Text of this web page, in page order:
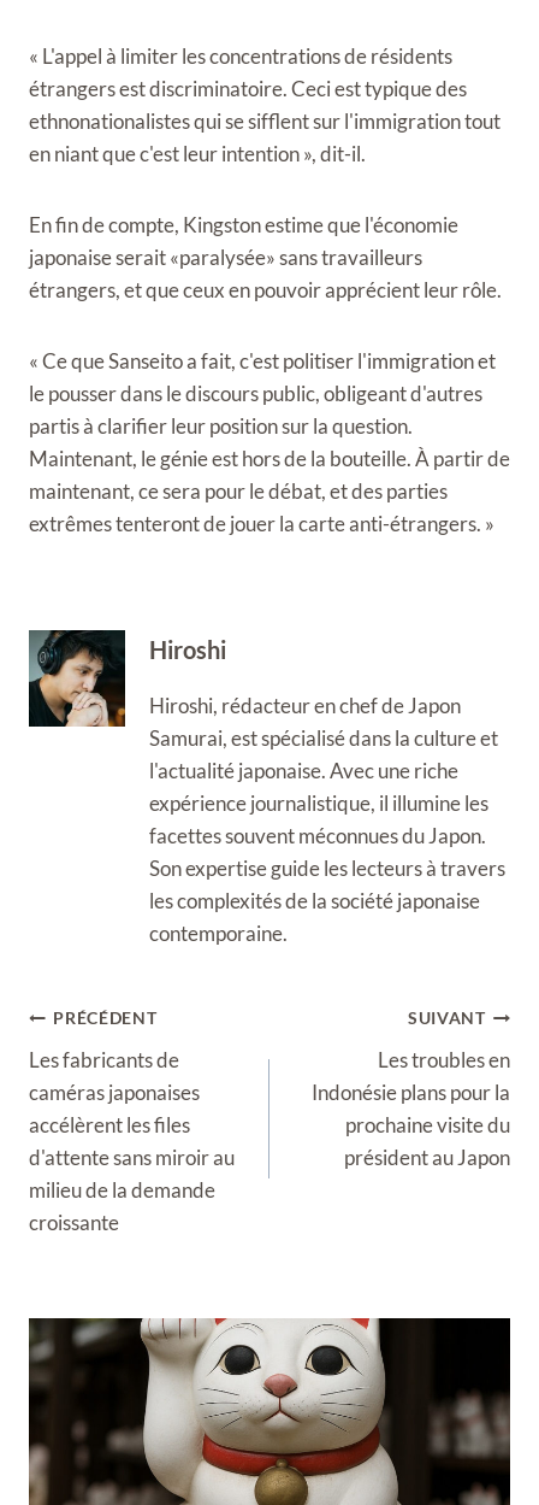
« L'appel à limiter les concentrations de résidents
étrangers est discriminatoire. Ceci est typique des
ethnonationalistes qui se sifflent sur l'immigration tout
en niant que c'est leur intention », dit-il.
En fin de compte, Kingston estime que l'économie
japonaise serait «paralysée» sans travailleurs
étrangers, et que ceux en pouvoir apprécient leur rôle.
« Ce que Sanseito a fait, c'est politiser l'immigration et
le pousser dans le discours public, obligeant d'autres
partis à clarifier leur position sur la question.
Maintenant, le génie est hors de la bouteille. À partir de
maintenant, ce sera pour le débat, et des parties
extrêmes tenteront de jouer la carte anti-étrangers. »
Hiroshi
Hiroshi, rédacteur en chef de Japon
Samurai, est spécialisé dans la culture et
l'actualité japonaise. Avec une riche
expérience journalistique, il illumine les
facettes souvent méconnues du Japon.
Son expertise guide les lecteurs à travers
les complexités de la société japonaise
contemporaine.
Navigation
de
l’article
PRÉCÉDENT
Les fabricants de
caméras japonaises
accélèrent les files
d'attente sans miroir au
milieu de la demande
croissante
SUIVANT
Les troubles en
Indonésie plans pour la
prochaine visite du
président au Japon